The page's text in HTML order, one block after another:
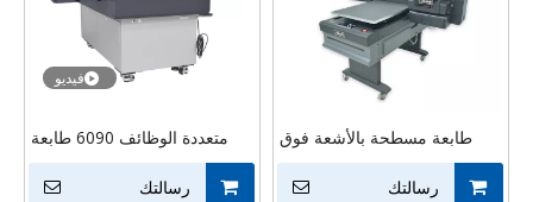
فيديو
متعددة الوظائف 6090 طابعة
مسطحة للأشعة فوق البنفسجية
الكريستال الاكريليك الزجاج
رسالتك
طابعة مسطحة بالأشعة فوق
البنفسجية 6090 مع تحديد
المواقع المرئية للبلاستيك
رسالتك